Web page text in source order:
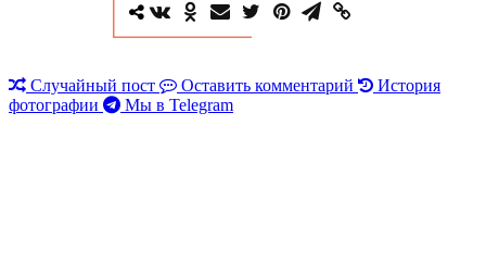
Случайный пост Оставить комментарий
История
фотографии
Мы в Telegram